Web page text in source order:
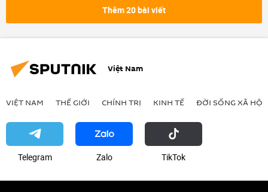
Thêm 20 bài viết
Việt Nam
VIỆT NAM THẾ GIỚI CHÍNH TRỊ KINH TẾ ĐỜI SỐNG XÃ HỘI
Telegram Zalo ТikТоk